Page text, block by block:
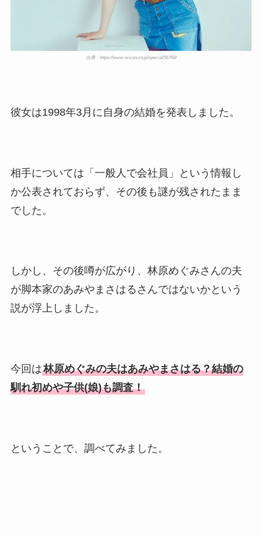
出典：https://www.oricon.co.jp/special/56768/
彼女は1998年3月に自身の結婚を発表しました。
相手については「一般人で会社員」という情報し
か公表されておらず、その後も謎が残されたまま
でした。
しかし、その後噂が広がり、林原めぐみさんの夫
が脚本家のあみやまさはるさんではないかという
説が浮上しました。
今回は林原めぐみの夫はあみやまさはる？結婚の
馴れ初めや子供(娘)も調査！
ということで、調べてみました。